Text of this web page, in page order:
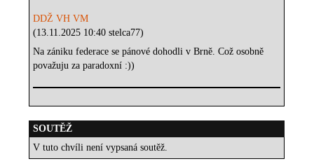
DDŽ VH VM
(13.11.2025 10:40 stelca77)
Na zániku federace se pánové dohodli v Brně. Což osobně
považuju za paradoxní :))
SOUTĚŽ
V tuto chvíli není vypsaná soutěž.